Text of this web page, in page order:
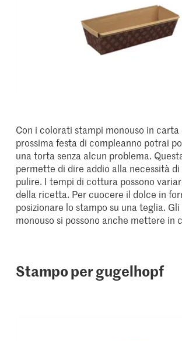
Con i colorati stampi monouso in
prossima festa di compleanno potrai
una torta senza alcun problema.
permette di dire addio alla necessità di
pulire. I tempi di cottura possono
della ricetta. Per cuocere il dolce in
posizionare lo stampo su una teglia.
monouso si possono anche mettere in
Stampo per gugelhopf